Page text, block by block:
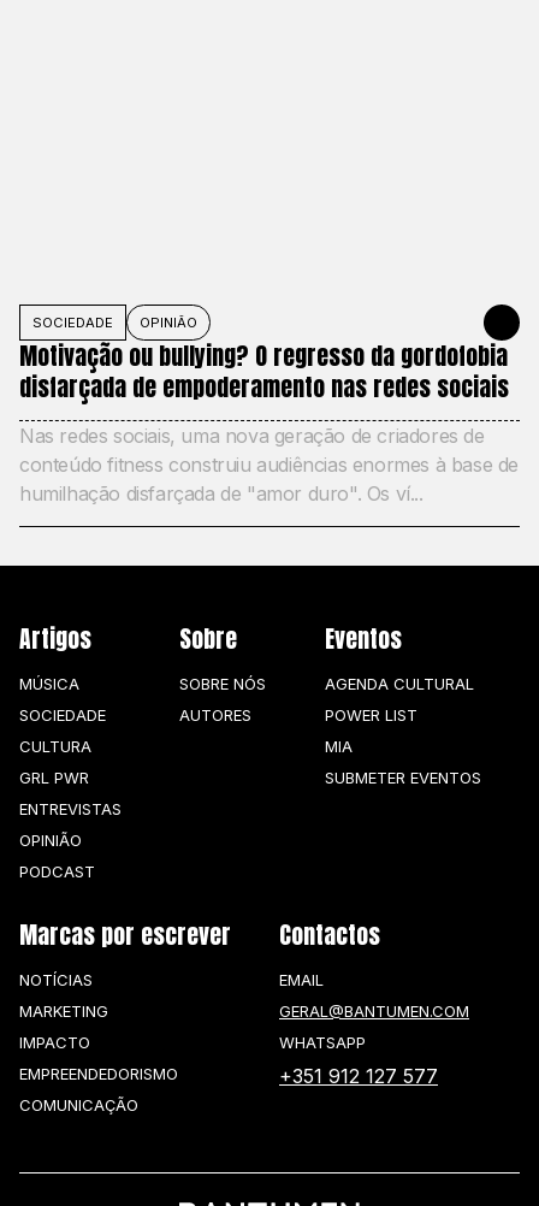
SOCIEDADE OPINIÃO MAY 27,
Motivação ou bullying? O regresso da gordofobia
disfarçada de empoderamento nas redes sociais
Nas redes sociais, uma nova geração de criadores de
conteúdo fitness construiu audiências enormes à base de
humilhação disfarçada de "amor duro". Os ví...
Artigos
MÚSICA
SOCIEDADE
CULTURA
GRL PWR
ENTREVISTAS
OPINIÃO
PODCAST
Sobre
SOBRE NÓS
AUTORES
Eventos
AGENDA CULTURAL
POWER LIST
MIA
SUBMETER EVENTOS
Marcas por escrever
NOTÍCIAS
MARKETING
IMPACTO
EMPREENDEDORISMO
COMUNICAÇÃO
Contactos
EMAIL
GERAL@BANTUMEN.COM
WHATSAPP
+351 912 127 577